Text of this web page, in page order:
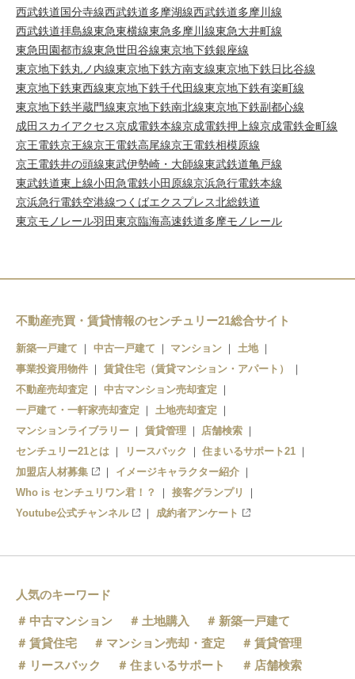
西武鉄道国分寺線西武鉄道多摩湖線西武鉄道多摩川線
西武鉄道拝島線東急東横線東急多摩川線東急大井町線
東急田園都市線東急世田谷線東京地下鉄銀座線
東京地下鉄丸ノ内線東京地下鉄方南支線東京地下鉄日比谷線
東京地下鉄東西線東京地下鉄千代田線東京地下鉄有楽町線
東京地下鉄半蔵門線東京地下鉄南北線東京地下鉄副都心線
成田スカイアクセス京成電鉄本線京成電鉄押上線京成電鉄金町線
京王電鉄京王線京王電鉄高尾線京王電鉄相模原線
京王電鉄井の頭線東武伊勢崎・大師線東武鉄道亀戸線
東武鉄道東上線小田急電鉄小田原線京浜急行電鉄本線
京浜急行電鉄空港線つくばエクスプレス北総鉄道
東京モノレール羽田東京臨海高速鉄道多摩モノレール
不動産売買・賃貸情報のセンチュリー21総合サイト
新築一戸建て 中古一戸建て マンション
土地
事業投資用物件
賃貸住宅（賃貸マンション・アパート）
不動産売却査定
中古マンション売却査定
一戸建て・一軒家売却査定
土地売却査定
マンションライブラリー
賃貸管理
店舗検索
センチュリー21とは
リースバック
住まいるサポート21
加盟店人材募集
イメージキャラクター紹介
Who is センチュリワン君！？
接客グランプリ
Youtube公式チャンネル
成約者アンケート
人気のキーワード
中古マンション
土地購入
新築一戸建て
賃貸住宅
マンション売却・査定
賃貸管理
リースバック
住まいるサポート
店舗検索